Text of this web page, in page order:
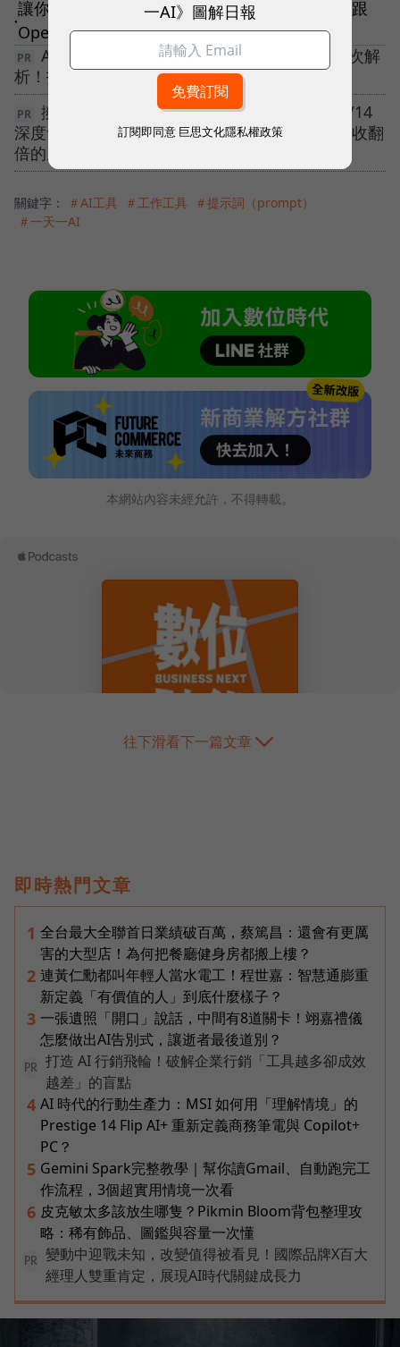
●
讓你的AI越用越聰明！Hermes Agent是什麼？跟
OpenClaw差在哪？安裝步驟一次看
AI 可以接手哪些工作？6 大銷售管理情境一次解
析！打造更高效的 AI 團隊👉🏻下載主管教戰手冊
擁有百萬會員資料，卻無法有效變現？【10/14
深度會員經營】從數據解讀到策略落地，解密營收翻
倍的底層邏輯！
關鍵字： ＃AI工具 ＃工作工具 ＃提示詞（prompt）
＃一天一AI
本網站內容未經允許，不得轉載。
往下滑看下一篇文章
即時熱門文章
1 全台最大全聯首日業績破百萬，蔡篤昌：還會有更厲
害的大型店！為何把餐廳健身房都搬上樓？
2 連黃仁勳都叫年輕人當水電工！程世嘉：智慧通膨重
新定義「有價值的人」到底什麼樣子？
3 一張遺照「開口」說話，中間有8道關卡！翊嘉禮儀
怎麼做出AI告別式，讓逝者最後道別？
PR
打造 AI 行銷飛輪！破解企業行銷「工具越多卻成效
越差」的盲點
4 AI 時代的行動生產力：MSI 如何用「理解情境」的
Prestige 14 Flip AI+ 重新定義商務筆電與 Copilot+
PC？
5 Gemini Spark完整教學｜幫你讀Gmail、自動跑完工
作流程，3個超實用情境一次看
6 皮克敏太多該放生哪隻？Pikmin Bloom背包整理攻
略：稀有飾品、圖鑑與容量一次懂
PR
變動中迎戰未知，改變值得被看見！國際品牌X百大
經理人雙重肯定，展現AI時代關鍵成長力
一AI》圖解日報
訂閱即同意 巨思文化隱私權政策